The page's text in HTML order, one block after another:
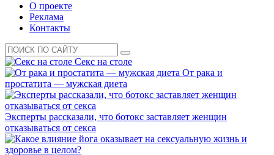
О проекте
Реклама
Контакты
Секс на столе
От рака и
простатита — мужская диета
Эксперты рассказали, что ботокс заставляет женщин
отказываться от секса